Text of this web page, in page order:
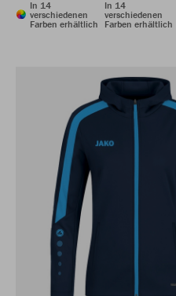
In 14
verschiedenen
Farben erhältlich
In 14
verschiedenen
Farben erhältlich